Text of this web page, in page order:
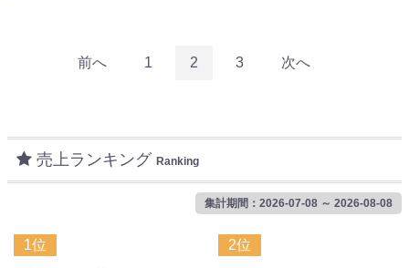
前へ 1 2 3 次へ
売上ランキング Ranking
集計期間：2026-07-08 ～ 2026-08-08
1位 2位